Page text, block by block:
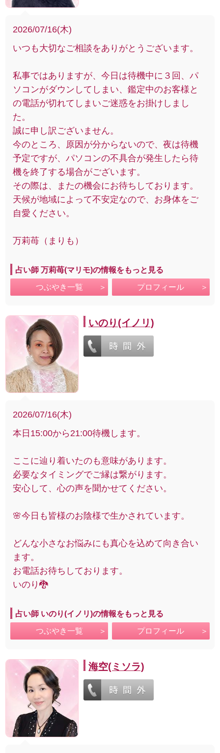
2026/07/16(木)
いつも大切なご相談をありがとうございます。
私事ではありますが、今日は待機中に３回、パ
ソコンがダウンしてしまい、鑑定中のお客様と
の電話が切れてしまいご迷惑をお掛けしまし
た。
誠に申し訳ございません。
今のところ、原因が分からないので、夜は待機
予定ですが、パソコンの不具合が発生したら待
機を終了する場合がございます。
その際は、またの機会にお待ちしております。
天候が地域によって不安定なので、お身体をご
自愛ください。
万莉苺（まりも）
占い師 万莉苺(マリモ)の情報をもっと見る
つぶやき一覧 プロフィール
いのり(イノリ)
2026/07/16(木)
本日15:00から21:00待機します。
ここに辿り着いたのも意味があります。
必要なタイミングでご縁は繋がります。
安心して、心の声を聞かせてください。
🌸今日も皆様のお陰様で生かされています。
どんな小さなお悩みにも真心を込めて向き合い
ます。
お電話お待ちしております。
いのり🐉
占い師 いのり(イノリ)の情報をもっと見る
つぶやき一覧 プロフィール
海空(ミソラ)